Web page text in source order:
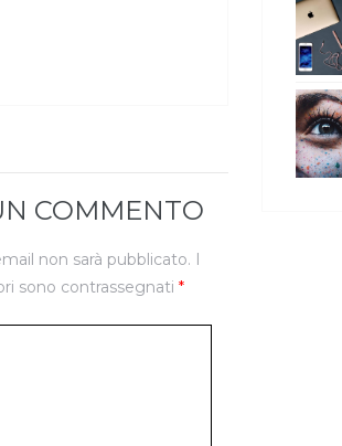
COMMENTO
non sarà pubblicato. I
sono contrassegnati *